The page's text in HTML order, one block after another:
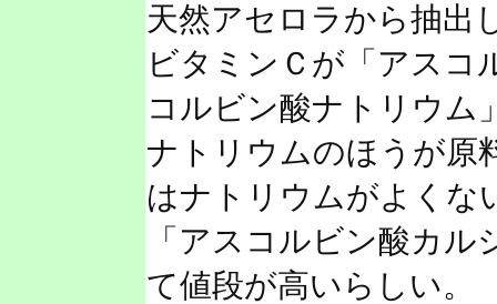
天然アセロラから抽出
ビタミンＣが「アスコ
コルビン酸ナトリウム
ナトリウムのほうが原
はナトリウムがよくな
「アスコルビン酸カ
て値段が高いらしい。